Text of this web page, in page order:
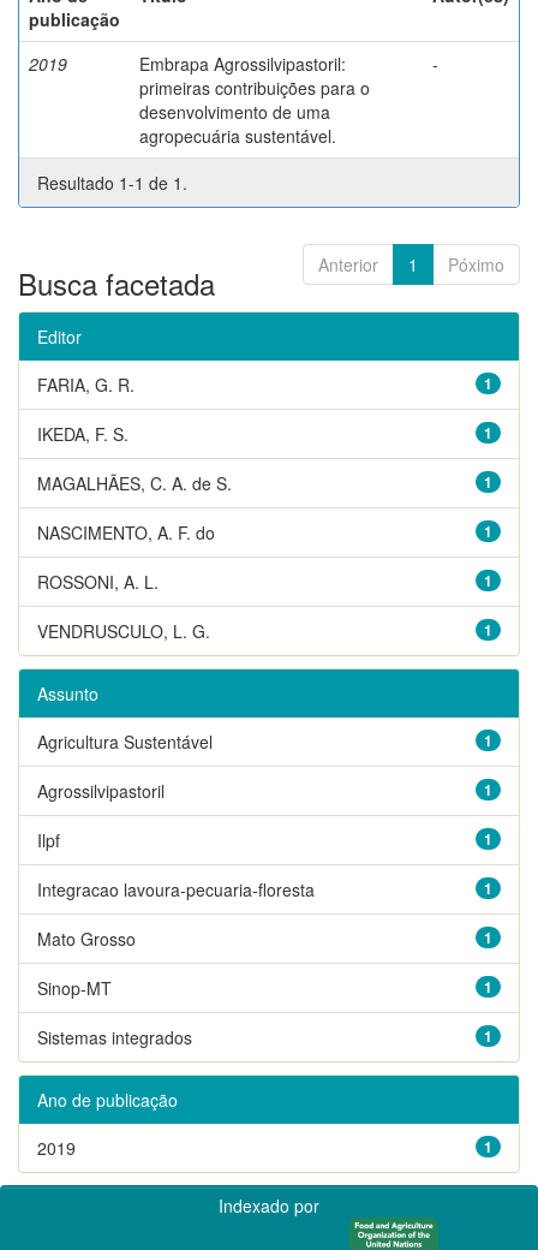
publicação
2019
Embrapa Agrossilvipastoril:
primeiras contribuições para o
desenvolvimento de uma
agropecuária sustentável.
-
Resultado 1-1 de 1.
Anterior 1 Póximo
Busca facetada
Editor
1
FARIA, G. R.
1
IKEDA, F. S.
1
MAGALHÃES, C. A. de S.
1
NASCIMENTO, A. F. do
1
ROSSONI, A. L.
1
VENDRUSCULO, L. G.
Assunto
1
Agricultura Sustentável
1
Agrossilvipastoril
1
Ilpf
1
Integracao lavoura-pecuaria-floresta
1
Mato Grosso
1
Sinop-MT
1
Sistemas integrados
Ano de publicação
1
2019
Indexado por